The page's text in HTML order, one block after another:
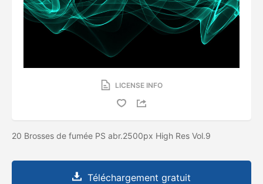
LICENSE INFO
20 Brosses de fumée PS abr.2500px High Res Vol.9
Téléchargement gratuit